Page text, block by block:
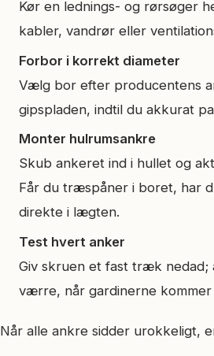
Kør en lednings- og rørsøger
kabler, vandrør eller
Forbor i korrekt diameter
Vælg bor efter producentens
gipspladen, indtil du akkurat
Monter hulrumsankre
Skub ankeret ind i hullet og
Får du træ­spåner i boret, har
direkte i lægten.
Test hvert anker
Giv skruen et fast træk nedad;
værre, når gardinerne kommer
Når alle ankre sidder urokkeligt,